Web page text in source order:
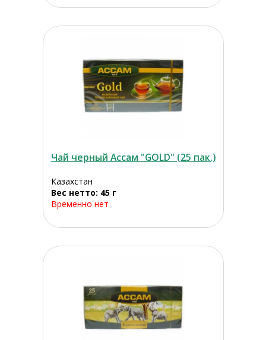
Чай черный Ассам "GOLD" (25 пак.)
Казахстан
Вес нетто: 45 г
Временно нет